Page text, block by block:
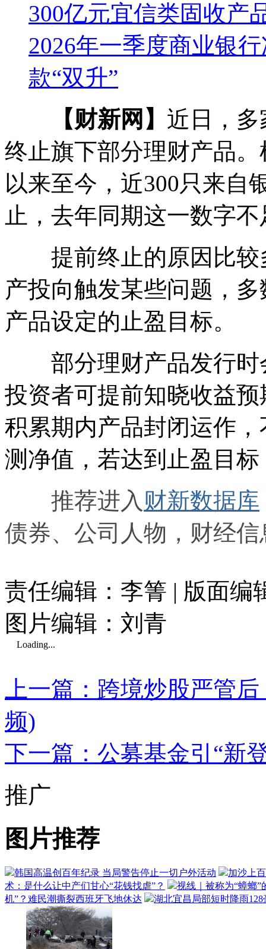
300亿元宜信类固收产
2026年一季度商业银
款“双升”
【财新网】 近日，
终止旗下部分理财产品。
以来至今，近300只来自
止，去年同期这一数字不
提前终止的原因比较
产投向触发某些问题，
产品设定的止盈目标。
部分理财产品发行时
投资者可提前知晓收益
积累期内产品封闭运作
测净值，若达到止盈目
推荐进入 财新数据库
债券、公司人物，财经
责任编辑：李箐 | 版面编
图片编辑：刘青
Loading...
上一篇：跨境炒股严管
频)
下一篇：公募基金引“新
推广
图片推荐
韩国高温创百年纪录 当局警告停止一切户外活动
加沙上
术：是什么让中产们甘心“花钱找虐”？
视线｜被称为“蟑螂
机”？难民潮撕裂西班牙飞地休达
湖北宜昌局部短时降雨